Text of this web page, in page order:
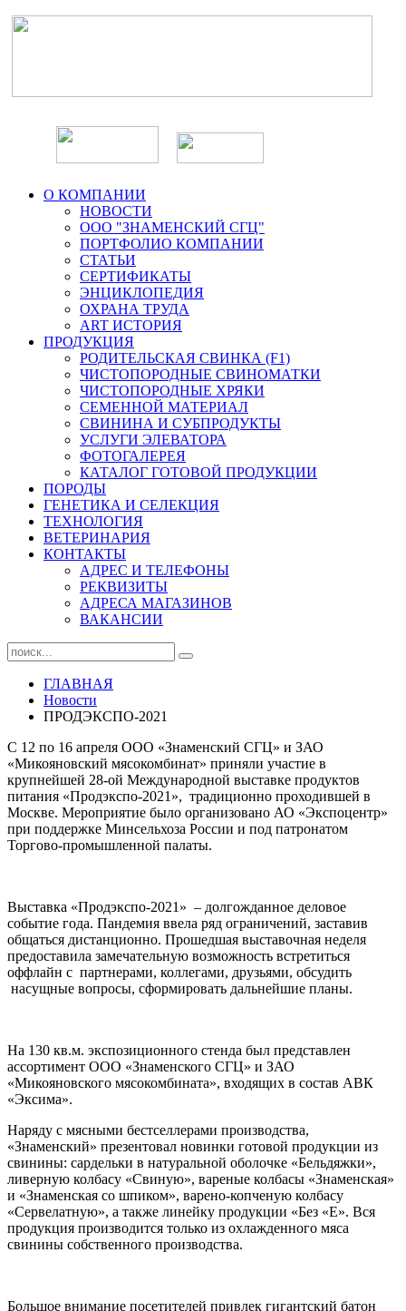
О КОМПАНИИ
НОВОСТИ
ООО "ЗНАМЕНСКИЙ СГЦ"
ПОРТФОЛИО КОМПАНИИ
СТАТЬИ
СЕРТИФИКАТЫ
ЭНЦИКЛОПЕДИЯ
ОХРАНА ТРУДА
ART ИСТОРИЯ
ПРОДУКЦИЯ
РОДИТЕЛЬСКАЯ СВИНКА (F1)
ЧИСТОПОРОДНЫЕ СВИНОМАТКИ
ЧИСТОПОРОДНЫЕ ХРЯКИ
СЕМЕННОЙ МАТЕРИАЛ
СВИНИНА И СУБПРОДУКТЫ
УСЛУГИ ЭЛЕВАТОРА
ФОТОГАЛЕРЕЯ
КАТАЛОГ ГОТОВОЙ ПРОДУКЦИИ
ПОРОДЫ
ГЕНЕТИКА И СЕЛЕКЦИЯ
ТЕХНОЛОГИЯ
ВЕТЕРИНАРИЯ
КОНТАКТЫ
АДРЕС И ТЕЛЕФОНЫ
РЕКВИЗИТЫ
АДРЕСА МАГАЗИНОВ
ВАКАНСИИ
ГЛАВНАЯ
Новости
ПРОДЭКСПО-2021
С 12 по 16 апреля ООО «Знаменский СГЦ» и ЗАО
«Микояновский мясокомбинат» приняли участие в
крупнейшей 28-ой Международной выставке продуктов
питания «Продэкспо-2021», традиционно проходившей в
Москве. Мероприятие было организовано АО «Экспоцентр»
при поддержке Минсельхоза России и под патронатом
Торгово-промышленной палаты.
Выставка «Продэкспо-2021» – долгожданное деловое
событие года. Пандемия ввела ряд ограничений, заставив
общаться дистанционно. Прошедшая выставочная неделя
предоставила замечательную возможность встретиться
оффлайн с партнерами, коллегами, друзьями, обсудить
насущные вопросы, сформировать дальнейшие планы.
На 130 кв.м. экспозиционного стенда был представлен
ассортимент ООО «Знаменского СГЦ» и ЗАО
«Микояновского мясокомбината», входящих в состав АВК
«Эксима».
Наряду с мясными бестселлерами производства,
«Знаменский» презентовал новинки готовой продукции из
свинины: сардельки в натуральной оболочке «Бельдяжки»,
ливерную колбасу «Свиную», вареные колбасы «Знаменская»
и «Знаменская со шпиком», варено-копченую колбасу
«Сервелатную», а также линейку продукции «Без «Е». Вся
продукция производится только из охлажденного мяса
свинины собственного производства.
Большое внимание посетителей привлек гигантский батон